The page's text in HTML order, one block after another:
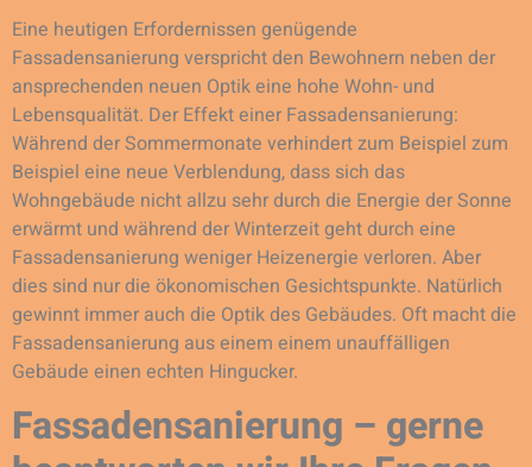
Eine heutigen Erfordernissen genügende
Fassadensanierung verspricht den Bewohnern neben der
ansprechenden neuen Optik eine hohe Wohn- und
Lebensqualität. Der Effekt einer Fassadensanierung:
Während der Sommermonate verhindert zum Beispiel zum
Beispiel eine neue Verblendung, dass sich das
Wohngebäude nicht allzu sehr durch die Energie der Sonne
erwärmt und während der Winterzeit geht durch eine
Fassadensanierung weniger Heizenergie verloren. Aber
dies sind nur die ökonomischen Gesichtspunkte. Natürlich
gewinnt immer auch die Optik des Gebäudes. Oft macht die
Fassadensanierung aus einem einem unauffälligen
Gebäude einen echten Hingucker.
Fassadensanierung – gerne